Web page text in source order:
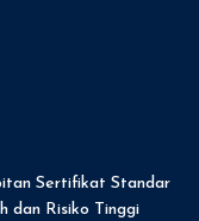
Sertifikat Standar
dan Risiko Tinggi